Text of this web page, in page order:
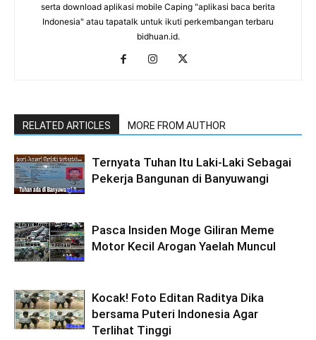
serta download aplikasi mobile Caping "aplikasi baca berita
Indonesia" atau tapatalk untuk ikuti perkembangan terbaru
bidhuan.id.
RELATED ARTICLES MORE FROM AUTHOR
Ternyata Tuhan Itu Laki-Laki Sebagai
Pekerja Bangunan di Banyuwangi
Pasca Insiden Moge Giliran Meme
Motor Kecil Arogan Yaelah Muncul
Kocak! Foto Editan Raditya Dika
bersama Puteri Indonesia Agar
Terlihat Tinggi